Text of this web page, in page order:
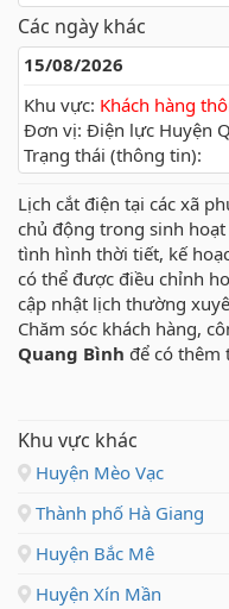
Các ngày khác
15/08/2026
Khu vực: Khách hàng
Đơn vị: Điện lực Huyện
Trạng thái (thông tin):
Lịch cắt điện tại các xã
chủ động trong sinh
tình hình thời tiết, kế
có thể được điều chỉnh
cập nhật lịch thường
Chăm sóc khách hàng,
Quang Bình để có thêm
Khu vực khác
Huyện Mèo Vạc
Thành phố Hà Giang
Huyện Bắc Mê
Huyện Xín Mần